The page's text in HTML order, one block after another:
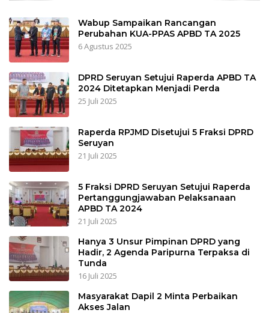
Wabup Sampaikan Rancangan
Perubahan KUA-PPAS APBD TA 2025
6 Agustus 2025
DPRD Seruyan Setujui Raperda APBD TA
2024 Ditetapkan Menjadi Perda
25 Juli 2025
Raperda RPJMD Disetujui 5 Fraksi DPRD
Seruyan
21 Juli 2025
5 Fraksi DPRD Seruyan Setujui Raperda
Pertanggungjawaban Pelaksanaan
APBD TA 2024
21 Juli 2025
Hanya 3 Unsur Pimpinan DPRD yang
Hadir, 2 Agenda Paripurna Terpaksa di
Tunda
16 Juli 2025
Masyarakat Dapil 2 Minta Perbaikan
Akses Jalan